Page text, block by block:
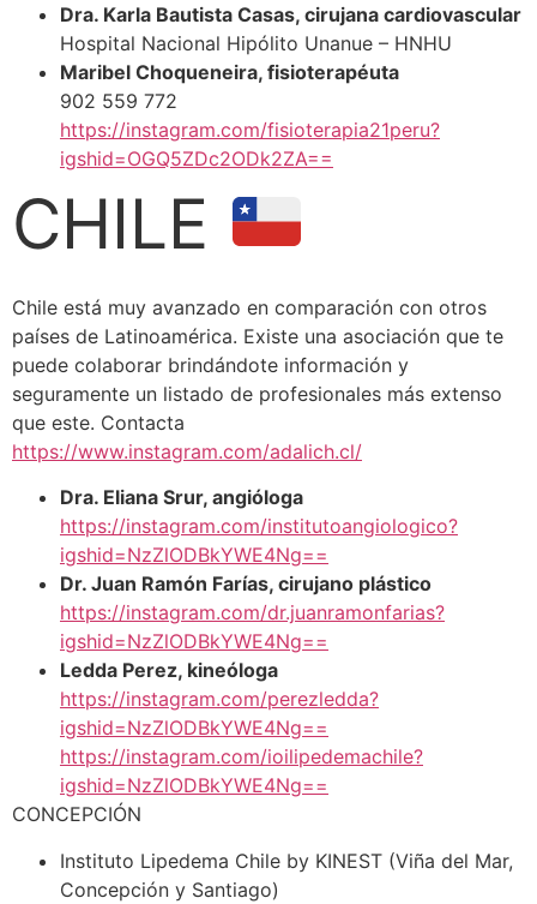
Dra. Karla Bautista Casas, cirujana cardiovascular
Hospital Nacional Hipólito Unanue – HNHU
Maribel Choqueneira, fisioterapéuta
902 559 772
https://instagram.com/fisioterapia21peru?
igshid=OGQ5ZDc2ODk2ZA==
CHILE
Chile está muy avanzado en comparación con otros
países de Latinoamérica. Existe una asociación que te
puede colaborar brindándote información y
seguramente un listado de profesionales más extenso
que este. Contacta
https://www.instagram.com/adalich.cl/
Dra. Eliana Srur, angióloga
https://instagram.com/institutoangiologico?
igshid=NzZlODBkYWE4Ng==
Dr. Juan Ramón Farías, cirujano plástico
https://instagram.com/dr.juanramonfarias?
igshid=NzZlODBkYWE4Ng==
Ledda Perez, kineóloga
https://instagram.com/perezledda?
igshid=NzZlODBkYWE4Ng==
https://instagram.com/ioilipedemachile?
igshid=NzZlODBkYWE4Ng==
CONCEPCIÓN
Instituto Lipedema Chile by KINEST (Viña del Mar,
Concepción y Santiago)